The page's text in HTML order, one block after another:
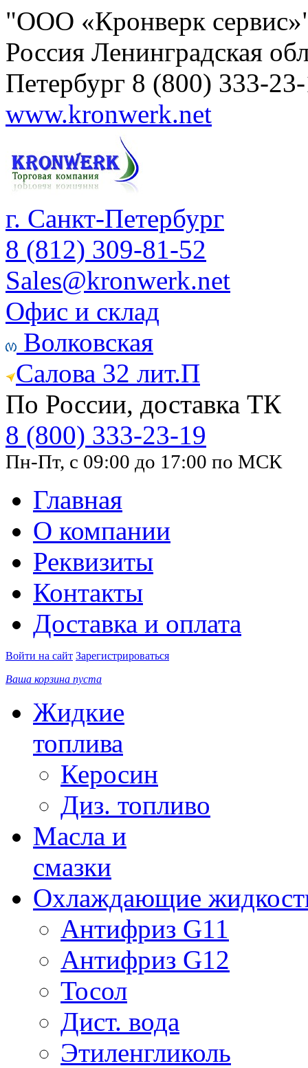
"ООО «Кронверк
Россия Ленинградская
Петербург 8 (800) 333-
www.kronwerk.net
г. Санкт-Петербург
8 (812) 309-81-52
Sales@kronwerk.net
Офис и склад
Волковская
Салова 32 лит.П
По России, доставка ТК
8 (800) 333-23-19
Пн-Пт, с 09:00 до 17:00 по МСК
Главная
О компании
Реквизиты
Контакты
Доставка и оплата
Войти на сайт Зарегистрироваться
Ваша корзина пуста
Жидкие
топлива
Керосин
Диз. топливо
Масла и
смазки
Охлаждающие
Антифриз G11
Антифриз G12
Тосол
Дист. вода
Этиленгликоль